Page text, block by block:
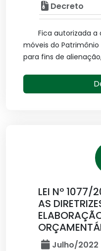
Decreto
Fica autorizada
móveis do Patrimônio
para fins de
LEI Nº 1077/
AS
Julho/2022